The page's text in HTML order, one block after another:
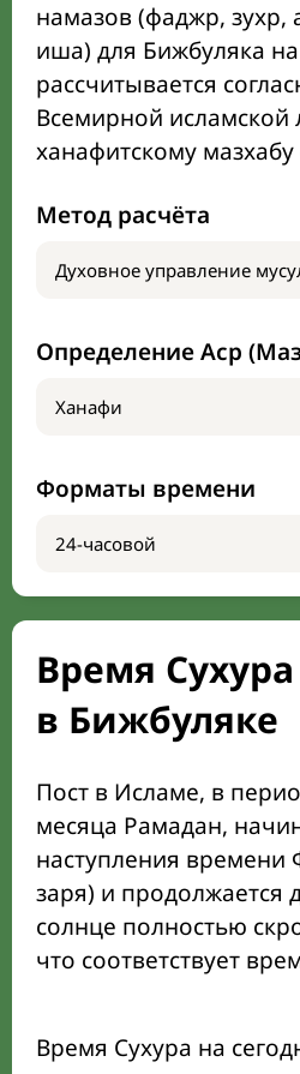
намазов (фаджр, зухр,
иша) для Бижбуляка на
рассчитывается
Всемирной исламской
ханафитскому
Метод расчёта
Определение Аср
Форматы времени
Время
в Бижбуляке
Пост в Исламе, в
месяца Рамадан,
наступления времени
заря) и продолжается
солнце полностью
что соответствует
Время Сухура на